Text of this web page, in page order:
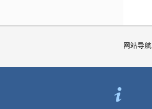
网站导航